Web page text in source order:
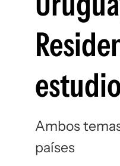
Ambos
países